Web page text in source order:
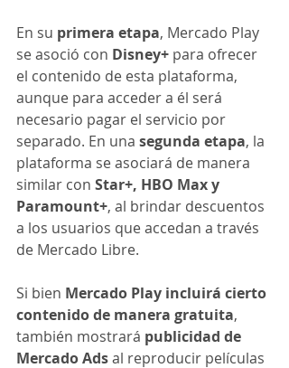
En su primera etapa, Mercado Play
se asoció con Disney+ para ofrecer
el contenido de esta plataforma,
aunque para acceder a él será
necesario pagar el servicio por
separado. En una segunda etapa, la
plataforma se asociará de manera
similar con Star+, HBO Max y
Paramount+, al brindar descuentos
a los usuarios que accedan a través
de Mercado Libre.
Si bien Mercado Play incluirá cierto
contenido de manera gratuita,
también mostrará publicidad de
Mercado Ads al reproducir películas